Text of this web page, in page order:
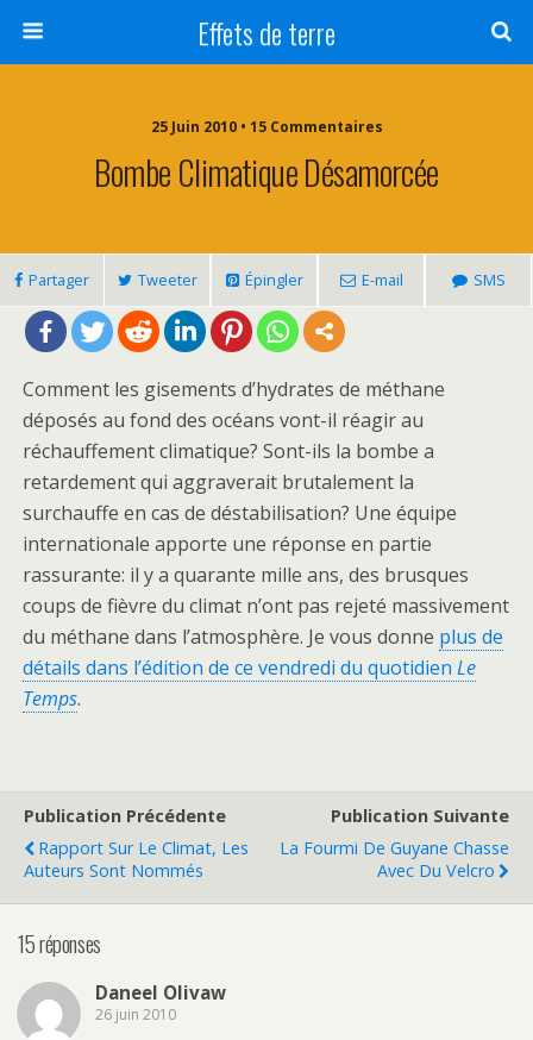
Effets de terre
25 Juin 2010 • 15 Commentaires
Bombe Climatique Désamorcée
Partager Tweeter Épingler E-mail SMS
Comment les gisements d’hydrates de méthane
déposés au fond des océans vont-il réagir au
réchauffement climatique? Sont-ils la bombe a
retardement qui aggraverait brutalement la
surchauffe en cas de déstabilisation? Une équipe
internationale apporte une réponse en partie
rassurante: il y a quarante mille ans, des brusques
coups de fièvre du climat n’ont pas rejeté massivement
du méthane dans l’atmosphère. Je vous donne plus de
détails dans l’édition de ce vendredi du quotidien Le
Temps.
Publication Précédente
Rapport Sur Le Climat, Les
Auteurs Sont Nommés
Publication Suivante
La Fourmi De Guyane Chasse
Avec Du Velcro
15 réponses
Daneel Olivaw
26 juin 2010